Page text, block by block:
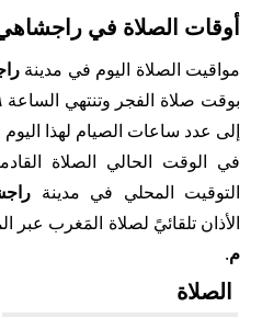
أوقات الصلاة في
مواقيت الصلاة اليوم في مدينة
بوقت صلاة الفجر وتنتهي الساعة
إلى عدد ساعات الصيام لهذا اليوم فأنها 14 ساعة
في الوقت الحالي الصلاة
التوقيت المحلي في مدينة
الأذان تلقائيً لصلاة المَغرب عبر
م.
الصلاة